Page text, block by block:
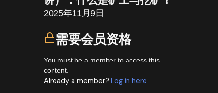
2025年11月9日
需要会员资格
You must be a member to access this
content.
Already a member?Log in here